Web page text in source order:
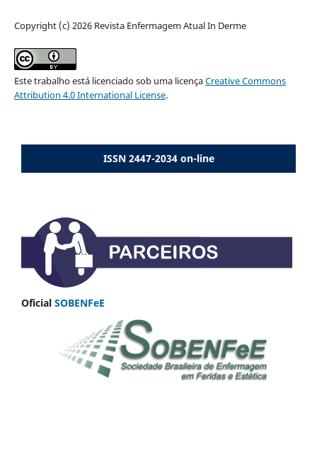
Copyright (c) 2026 Revista Enfermagem Atual In Derme
Este trabalho está licenciado sob uma licençaCreative Commons
Attribution 4.0 International License.
ISSN 2447-2034 on-line
Oficial SOBENFeE